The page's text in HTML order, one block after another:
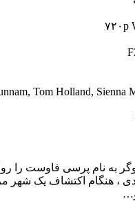
Tom Holland, Sienna
به نام پرسی فاوست را
۱۹۲۰ میلادی ، هنگام اکتشاف یک